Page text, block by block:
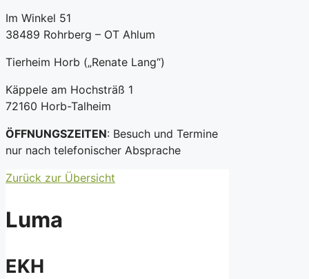
Im Winkel 51
38489 Rohrberg – OT Ahlum
Tierheim Horb („Renate Lang“)
Käppele am Hochsträß 1
72160 Horb-Talheim
ÖFFNUNGSZEITEN: Besuch und Termine
nur nach telefonischer Absprache
Zurück zur Übersicht
Luma
EKH